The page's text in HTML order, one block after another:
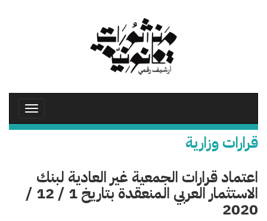
Toggle
قرارات وزارية
اعتماد قرارات الجمعية غير العادية لبنك
الاستثمار العربي المنعقدة بتاريخ 1 / 12 /
2020